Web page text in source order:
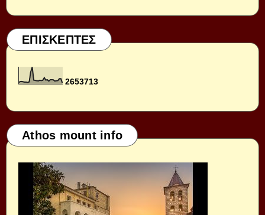
ΕΠΙΣΚΕΠΤΕΣ
2653713
Athos mount info